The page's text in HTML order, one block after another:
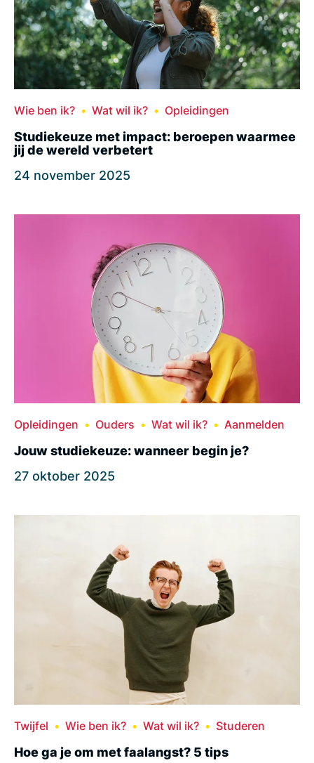
Wie ben ik? Wat wil ik? Opleidingen
Studiekeuze met impact: beroepen waarmee
jij de wereld verbetert
24 november 2025
Opleidingen Ouders Wat wil ik? Aanmelden
Jouw studiekeuze: wanneer begin je?
27 oktober 2025
Twijfel Wie ben ik? Wat wil ik? Studeren
Hoe ga je om met faalangst? 5 tips